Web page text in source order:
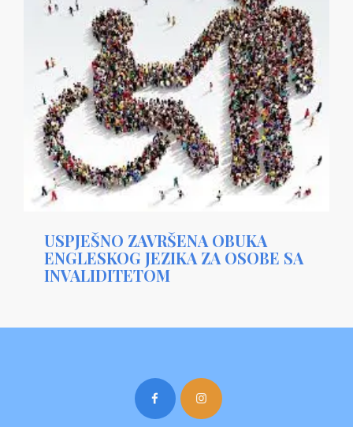
USPJEŠNO ZAVRŠENA OBUKA
ENGLESKOG JEZIKA ZA OSOBE SA
INVALIDITETOM